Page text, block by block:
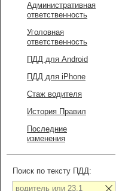
Административная
ответственность
Уголовная
ответственность
ПДД для Android
ПДД для iPhone
Стаж водителя
История Правил
Последние
изменения
Поиск по тексту ПДД: